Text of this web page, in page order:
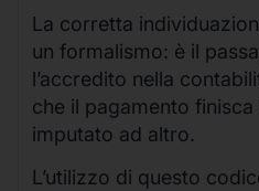
La corretta
un formalismo: è il
l’accredito nella
che il pagamento
imputato ad altro.
L’utilizzo di questo